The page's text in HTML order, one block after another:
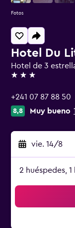
Hotel Du
Hotel de 3
3 estrellas
+241 07 87 88 50
8,8 Muy bueno
vie. 14/8
2 huéspedes,
Fotos